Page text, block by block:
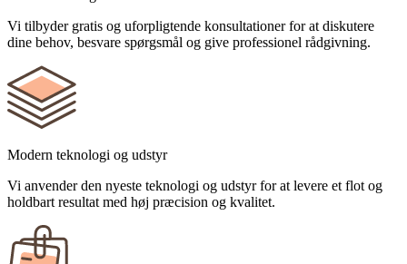
Vi tilbyder gratis og uforpligtende konsultationer for at diskutere
dine behov, besvare spørgsmål og give professionel rådgivning.
Modern teknologi og udstyr
Vi anvender den nyeste teknologi og udstyr for at levere et flot og
holdbart resultat med høj præcision og kvalitet.